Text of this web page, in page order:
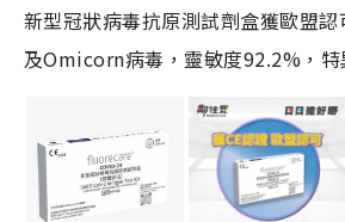
新型冠狀病毒抗原測試劑盒獲歐盟
及Omicorn病毒，靈敏度92.2%，特